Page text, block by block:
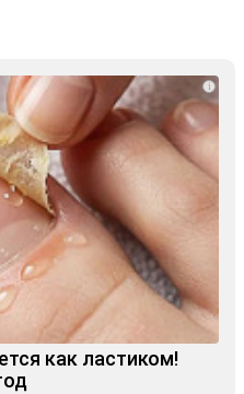
i
как ластиком!